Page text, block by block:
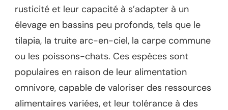
rusticité et leur capacité à s’adapter à un
élevage en bassins peu profonds, tels que le
tilapia, la truite arc-en-ciel, la carpe commune
ou les poissons-chats. Ces espèces sont
populaires en raison de leur alimentation
omnivore, capable de valoriser des ressources
alimentaires variées, et leur tolérance à des